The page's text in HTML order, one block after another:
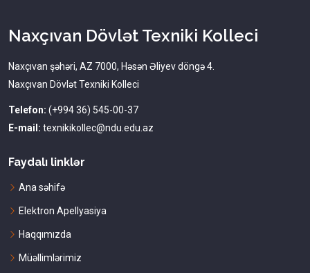
Naxçıvan Dövlət Texniki Kolleci
Naxçıvan şəhəri, AZ 7000, Həsən Əliyev döngə 4.
Naxçıvan Dövlət Texniki Kolleci
Telefon: (+994 36) 545-00-37
E-mail: texnikikollec@ndu.edu.az
Faydalı linklər
Ana səhifə
Elektron Apellyasiya
Haqqımızda
Müəllimlərimiz